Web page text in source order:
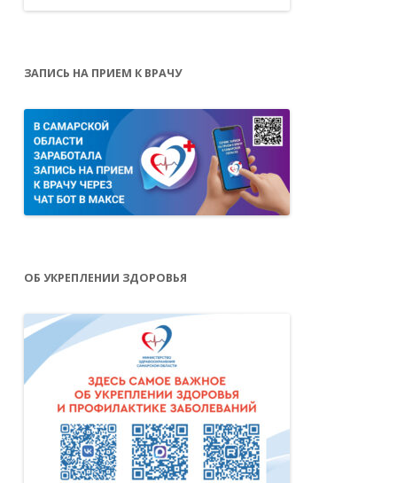
ЗАПИСЬ НА ПРИЕМ К ВРАЧУ
ОБ УКРЕПЛЕНИИ ЗДОРОВЬЯ